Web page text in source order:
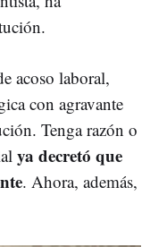
acoso laboral,
con agravante
Tenga razón o
ya decretó que
. Ahora, además,